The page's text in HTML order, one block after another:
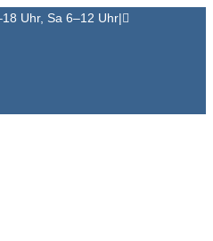
Uhr, Sa 6–12 Uhr|